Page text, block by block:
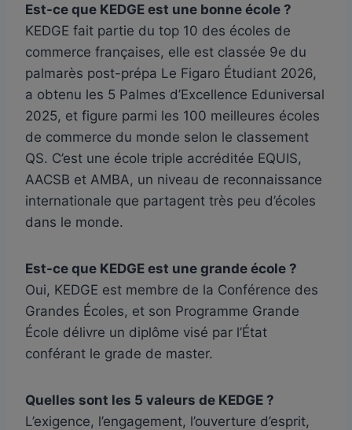
Est-ce que KEDGE est une bonne école ?
KEDGE fait partie du top 10 des écoles de
commerce françaises, elle est classée 9e du
palmarès post-prépa Le Figaro Étudiant 2026,
a obtenu les 5 Palmes d’Excellence Eduniversal
2025, et figure parmi les 100 meilleures écoles
de commerce du monde selon le classement
QS. C’est une école triple accréditée EQUIS,
AACSB et AMBA, un niveau de reconnaissance
internationale que partagent très peu d’écoles
dans le monde.
Est-ce que KEDGE est une grande école ?
Oui, KEDGE est membre de la Conférence des
Grandes Écoles, et son Programme Grande
École délivre un diplôme visé par l’État
conférant le grade de master.
Quelles sont les 5 valeurs de KEDGE ?
L’exigence, l’engagement, l’ouverture d’esprit,